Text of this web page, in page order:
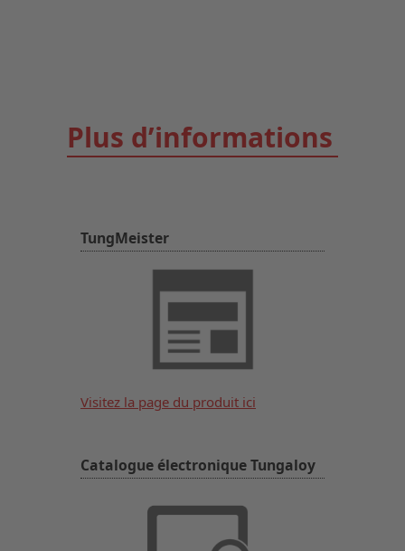
Plus d’informations
TungMeister
Visitez la page du produit ici
Catalogue électronique Tungaloy